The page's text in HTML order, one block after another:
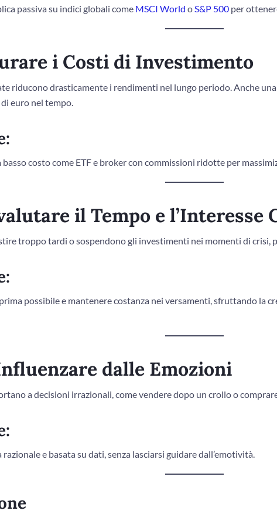
passiva su indici globali come MSCI World o S&P 500per
i Costi di Investimento
riducono drasticamente i rendimenti nel lungo periodo. Anche
euro nel tempo.
costo come ETF e broker con commissioni ridotte per
il Tempo e l’Interesse
troppo tardi o sospendono gli investimenti nei momenti di crisi,
possibile e mantenere costanza nei versamenti, sfruttando la
dalle Emozioni
a decisioni irrazionali, come vendere dopo un crollo o
e basata su dati, senza lasciarsi guidare dall’emotività.